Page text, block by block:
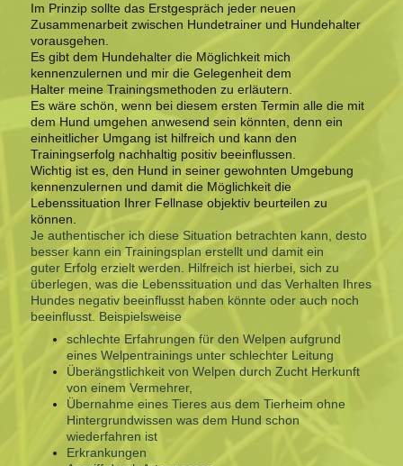
Im Prinzip sollte das Erstgespräch jeder neuen
Zusammenarbeit zwischen Hundetrainer und Hundehalter
vorausgehen.
Es gibt dem Hundehalter die Möglichkeit mich
kennenzulernen und mir die Gelegenheit dem
Halter meine Trainingsmethoden zu erläutern.
Es wäre schön, wenn bei diesem ersten Termin alle die mit
dem Hund umgehen anwesend sein könnten, denn ein
einheitlicher Umgang ist hilfreich und kann den
Trainingserfolg nachhaltig positiv beeinflussen.
Wichtig ist es, den Hund in seiner gewohnten Umgebung
kennenzulernen und damit die Möglichkeit die
Lebenssituation Ihrer Fellnase objektiv beurteilen zu
können.
Je authentischer ich diese Situation betrachten kann, desto
besser kann ein Trainingsplan erstellt und damit ein
guter Erfolg erzielt werden. Hilfreich ist hierbei, sich zu
überlegen, was die Lebenssituation und das Verhalten Ihres
Hundes negativ beeinflusst haben könnte oder auch noch
beeinflusst. Beispielsweise
schlechte Erfahrungen für den Welpen aufgrund
eines Welpentrainings unter schlechter Leitung
Überängstlichkeit von Welpen durch Zucht Herkunft
von einem Vermehrer,
Übernahme eines Tieres aus dem Tierheim ohne
Hintergrundwissen was dem Hund schon
wiederfahren ist
Erkrankungen